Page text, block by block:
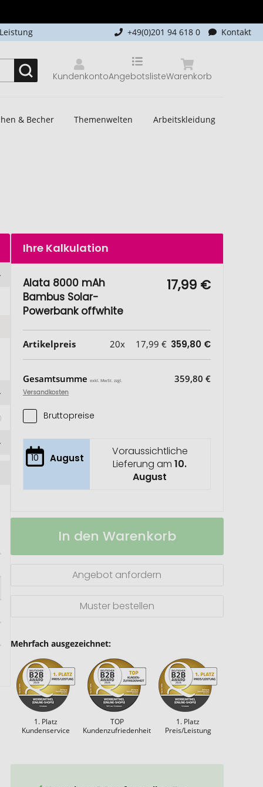
+49(0)201 94 618 0 Kontakt
Kundenkonto Warenkorb
Angebotsliste
& Becher Themenwelten Arbeitskleidung
Ihre Kalkulation
Alata 8000 mAh
Bambus Solar-
Powerbank offwhite
17,99 €
Artikelpreis 20x 17,99 € 359,80 €
Gesamtsumme exkl. MwSt. zzgl.
Versandkosten
359,80 €
Bruttopreise
10 August
Voraussichtliche
Lieferung am10.
August
Alata
Bambus
Auf
In den Warenkorb
Angebot anfordern
Muster bestellen
Mehrfach ausgezeichnet:
1. Platz
Kundenservice
TOP
Kundenzufriedenheit
1. Platz
Preis/Leistung